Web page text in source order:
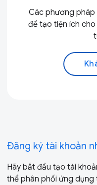
Các phương pháp
để tạo tiện ích
Đăng ký tài khoản
Hãy bắt đầu tạo tài
thể phân phối ứng